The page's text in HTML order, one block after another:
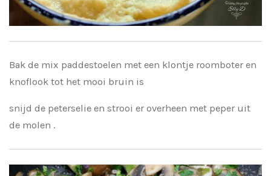
Bak de mix paddestoelen met een klontje roomboter en
knoflook tot het mooi bruin is
snijd de peterselie en strooi er overheen met peper uit
de molen .